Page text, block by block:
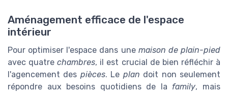
Aménagement efficace de l'espace
intérieur
Pour optimiser l'espace dans une maison de plain-pied
avec quatrechambres, il est crucial de bien réfléchir à
l'agencement des pièces. Le plan doit non seulement
répondre aux besoins quotidiens de la family, mais